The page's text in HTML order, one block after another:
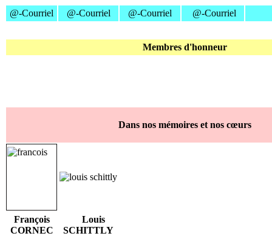
@-Courriel @-Courriel @-Courriel @-Courriel
Membres d'honneur
Dans nos mémoires et nos cœurs
François
CORNEC
Louis
SCHITTLY